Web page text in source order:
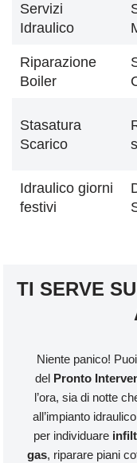
Servizi
Idraulico
Riparazione
Boiler
Stasatura
Scarico
Idraulico giorni
festivi
TI SERVE
Niente panico!
del Pronto
l’ora, sia di notte
all’impianto
per individuare
gas, riparare piani